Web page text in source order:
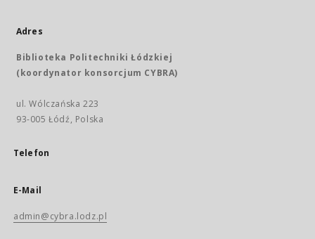
Adres
Biblioteka Politechniki Łódzkiej
(koordynator konsorcjum CYBRA)
ul. Wólczańska 223
93-005 Łódź, Polska
Telefon
E-Mail
admin@cybra.lodz.pl